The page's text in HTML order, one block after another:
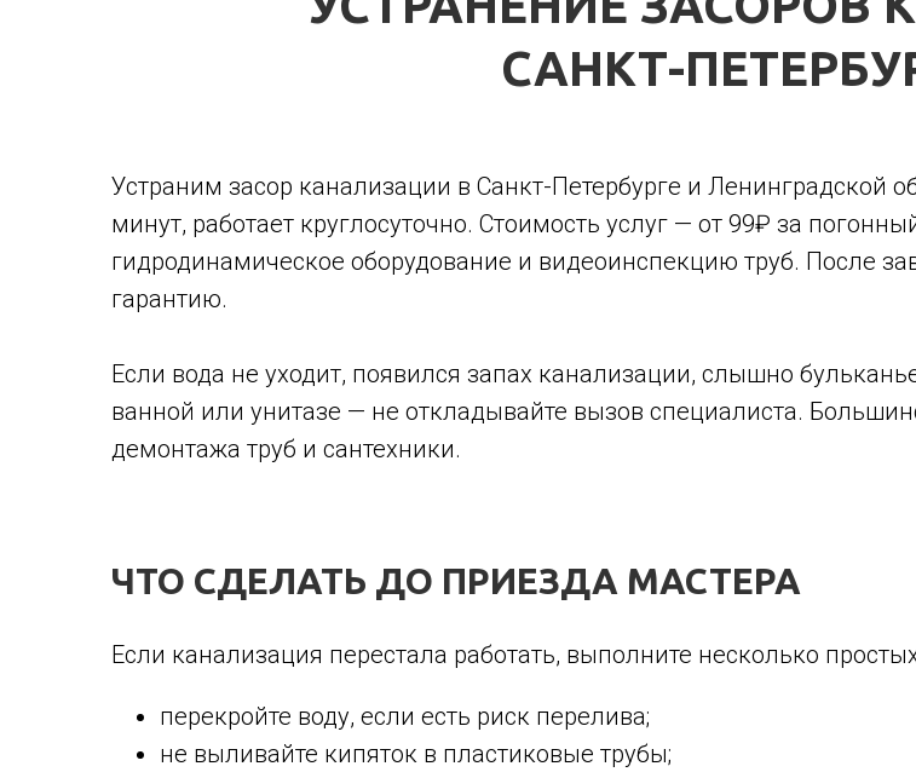
САНКТ-
Устраним засор канализации в Санкт-Петербурге и Ленинградской
минут, работает круглосуточно. Стоимость услуг — от 99₽ за
гидродинамическое оборудование и видеоинспекцию труб. После
гарантию.
Если вода не уходит, появился запах канализации, слышно
ванной или унитазе — не откладывайте вызов специалиста.
демонтажа труб и сантехники.
ЧТО СДЕЛАТЬ ДО ПРИЕЗДА МАСТЕРА
Если канализация перестала работать, выполните несколько
перекройте воду, если есть риск перелива;
не выливайте кипяток в пластиковые трубы;